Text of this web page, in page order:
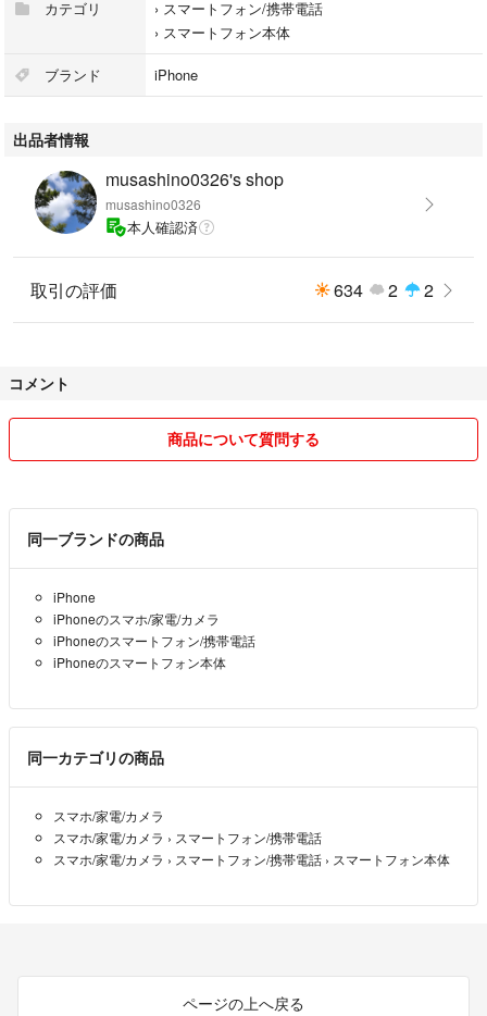
#Apple
カテゴリ
› スマートフォン/携帯電話
› スマートフォン本体
ブランド iPhone
出品者情報
musashino0326's shop
musashino0326
本人確認済
取引の評価 634 2 2
コメント
商品について質問する
同一ブランドの商品
iPhone
iPhoneのスマホ/家電/カメラ
iPhoneのスマートフォン/携帯電話
iPhoneのスマートフォン本体
同一カテゴリの商品
スマホ/家電/カメラ
スマホ/家電/カメラ › スマートフォン/携帯電話
スマホ/家電/カメラ › スマートフォン/携帯電話 › スマートフォン本体
ページの上へ戻る